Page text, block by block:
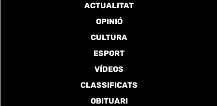
ACTUALITAT
OPINIÓ
CULTURA
ESPORT
VÍDEOS
CLASSIFICATS
OBITUARI